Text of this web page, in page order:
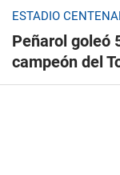
ESTADIO
Peñarol goleó
campeón del